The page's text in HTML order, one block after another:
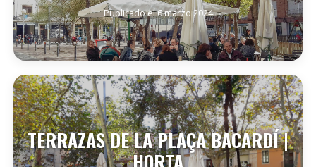
Publicado el 6 marzo 2024
SEGUIR LEYENDO
TERRAZAS DE LA PLAÇA BACARDÍ |